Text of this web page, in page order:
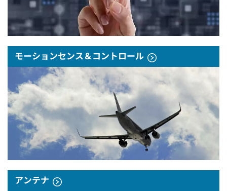
モーションセンス＆コントロール
アンテナ